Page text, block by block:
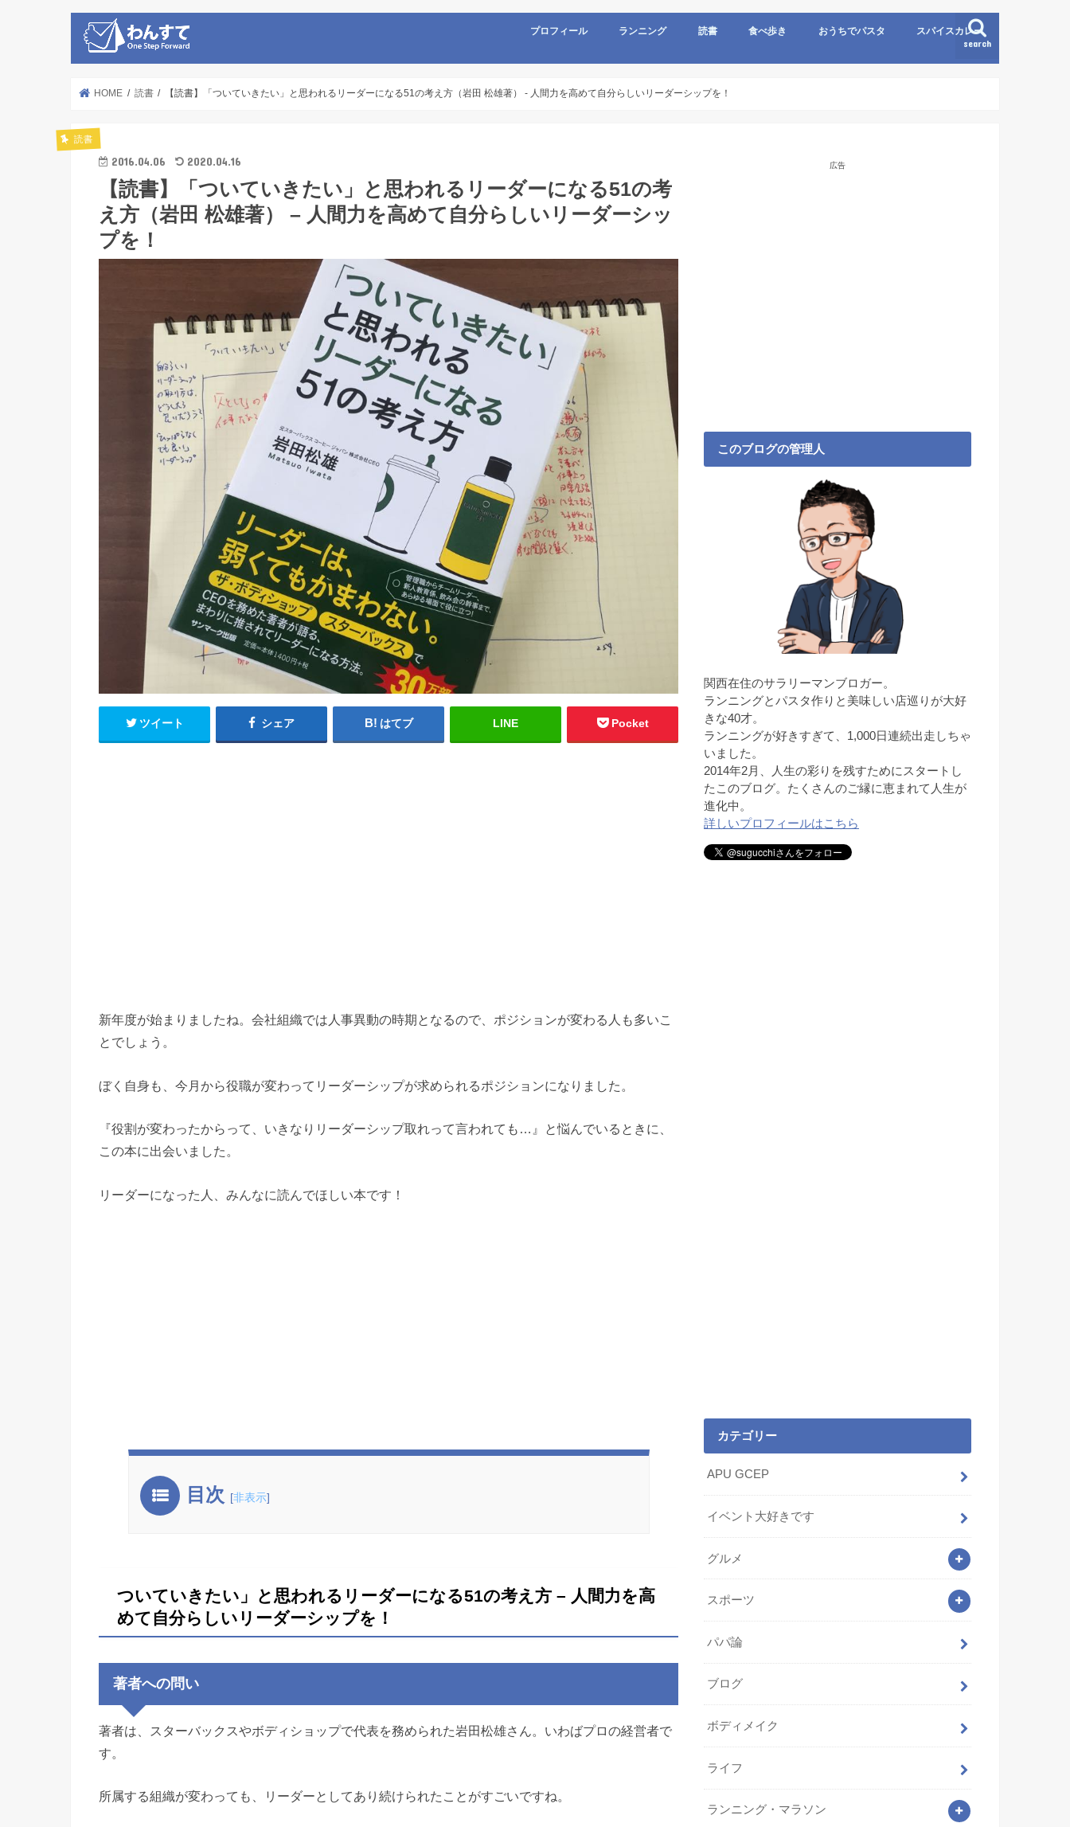
search
プロフィール ランニング 読書 食べ歩き おうちでパスタ スパイスカレー
HOME 読書 【読書】「ついていきたい」と思われるリーダーになる51の考え方（岩田 松雄著） - 人間力を高めて自分らしいリーダーシップを！
読書
2016.04.06 2020.04.16
【読書】「ついていきたい」と思われるリーダーになる51の考
え方（岩田 松雄著） – 人間力を高めて自分らしいリーダーシッ
プを！
ツイート シェア はてブ LINE Pocket
新年度が始まりましたね。会社組織では人事異動の時期となるので、ポジションが変わる人も多いこ
とでしょう。
ぼく自身も、今月から役職が変わってリーダーシップが求められるポジションになりました。
『役割が変わったからって、いきなりリーダーシップ取れって言われても…』と悩んでいるときに、
この本に出会いました。
リーダーになった人、みんなに読んでほしい本です！
目次 [非表示]
ついていきたい」と思われるリーダーになる51の考え方 – 人間力を高
めて自分らしいリーダーシップを！
著者への問い
著者は、スターバックスやボディショップで代表を務められた岩田松雄さん。いわばプロの経営者で
す。
所属する組織が変わっても、リーダーとしてあり続けられたことがすごいですね。
広告
このブログの管理人
関西在住のサラリーマンブロガー。
ランニングとパスタ作りと美味しい店巡りが大好
きな40才。
ランニングが好きすぎて、1,000日連続出走しちゃ
いました。
2014年2月、人生の彩りを残すためにスタートし
たこのブログ。たくさんのご縁に恵まれて人生が
進化中。
詳しいプロフィールはこちら
カテゴリー
APU GCEP
イベント大好きです
グルメ
スポーツ
パパ論
ブログ
ボディメイク
ライフ
ランニング・マラソン